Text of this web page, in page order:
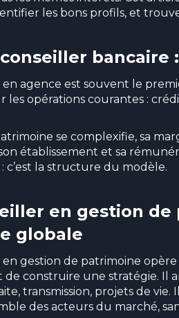
les bons profils, et
conseiller
en agence est souvent le
les opérations courantes :
se complexifie, sa
établissement et sa
c’est la structure du modèle.
en gestion
globale
en gestion de patrimoine
de construire une stratégie. Il
transmission, projets de
des acteurs du marché,